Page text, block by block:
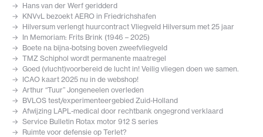
Hans van der Werf geridderd
KNVvL bezoekt AERO in Friedrichshafen
Hilversum verlengt huurcontract Vliegveld Hilversum met 25 jaar
In Memoriam: Frits Brink (1946 – 2025)
Boete na bijna-botsing boven zweefvliegveld
TMZ Schiphol wordt permanente maatregel
Goed (vlucht)voorbereid de lucht in! Veilig vliegen doen we samen.
ICAO kaart 2025 nu in de webshop!
Arthur “Tuur” Jongeneelen overleden
BVLOS test/experimenteergebied Zuid-Holland
Afwijzing LAPL-medical door rechtbank ongegrond verklaard
Service Bulletin Rotax motor 912 S series
Ruimte voor defensie op Terlet?